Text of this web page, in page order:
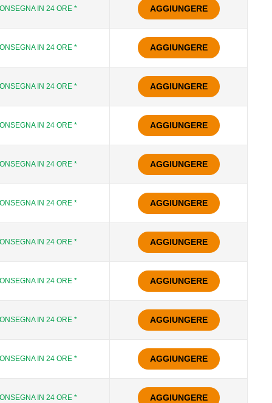
IN 24 ORE * AGGIUNGERE
IN 24 ORE * AGGIUNGERE
IN 24 ORE * AGGIUNGERE
IN 24 ORE * AGGIUNGERE
IN 24 ORE * AGGIUNGERE
IN 24 ORE * AGGIUNGERE
IN 24 ORE * AGGIUNGERE
IN 24 ORE * AGGIUNGERE
IN 24 ORE * AGGIUNGERE
IN 24 ORE * AGGIUNGERE
IN 24 ORE * AGGIUNGERE